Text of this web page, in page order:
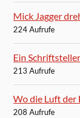
Mick Jagger
224 Aufrufe
Ein
213 Aufrufe
Wo die Luft der
208 Aufrufe